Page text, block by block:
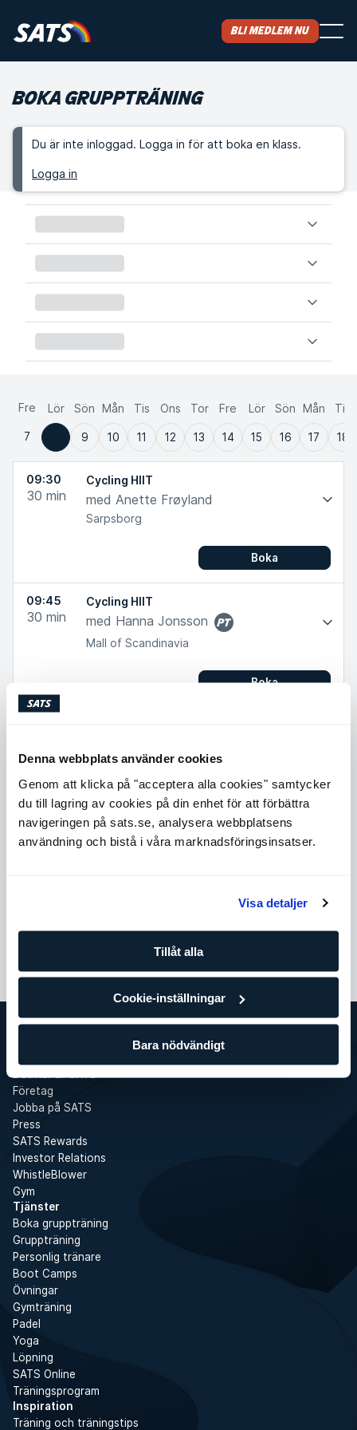
Denna webbplats använder cookies
Genom att klicka på "acceptera alla cookies" samtycker
du till lagring av cookies på din enhet för att förbättra
navigeringen på sats.se, analysera webbplatsens
användning och bistå i våra marknadsföringsinsatser.
Visa detaljer
Tillåt alla
Cookie-inställningar
Bara nödvändigt
Bli medlem nu
BOKA GRUPPTRÄNING
Du är inte inloggad. Logga in för att boka en klass.
Logga in
Fre
7
Lör Sön
9
Mån
10
Tis
11
Ons
12
Tor
13
Fre
14
Lör
15
Sön
16
Mån
17
Tis
18
09:30
30 min
Cycling HIIT​
med Anette Frøyland
Sarpsborg
Boka
09:45
30 min
Cycling HIIT​
med Hanna Jonsson
Mall of Scandinavia
Boka
Sisjön
Boka
10:30 Cycling HIIT​
Företag
Jobba på SATS
Press
SATS Rewards
Investor Relations
WhistleBlower
Gym
Tjänster
Boka gruppträning
Gruppträning
Personlig tränare
Boot Camps
Övningar
Gymträning
Padel
Yoga
Löpning
SATS Online
Träningsprogram
Inspiration
Träning och träningstips